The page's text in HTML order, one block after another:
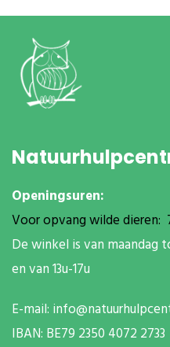
Openingsuren:
Voor opvang wilde dieren:
De winkel is van maandag
en van 13u-17u
E-mail:
IBAN: BE79 2350 4072 2733